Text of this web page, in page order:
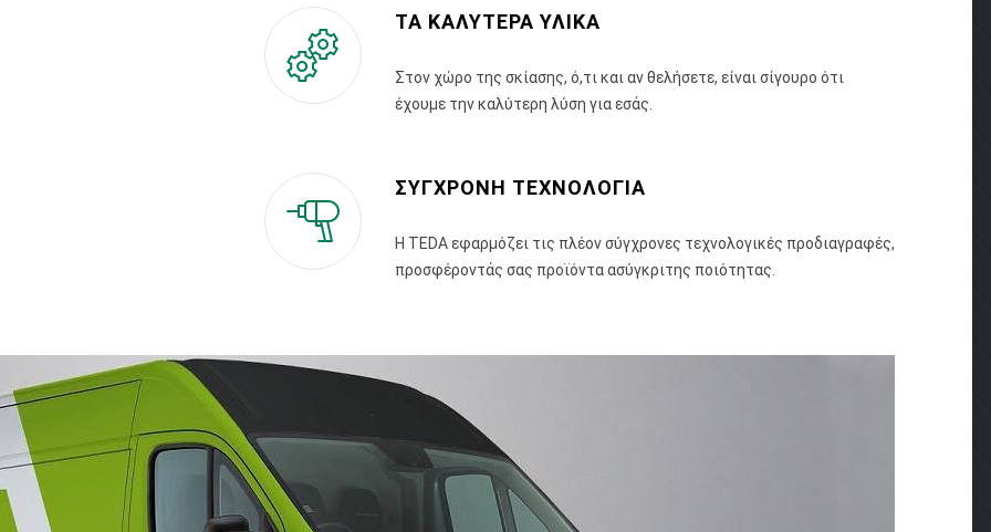
ΤΑ ΚΑΛΥΤΕΡΑ ΥΛΙΚΑ
Στον χώρο της σκίασης, ό,τι και αν θελήσετε, είναι σίγουρο ότι
έχουμε την καλύτερη λύση για εσάς.
ΣΥΓΧΡΟΝΗ ΤΕΧΝΟΛΟΓΙΑ
Η TEDA εφαρμόζει τις πλέον σύγχρονες τεχνολογικές προδιαγραφές,
προσφέροντάς σας προϊόντα ασύγκριτης ποιότητας.